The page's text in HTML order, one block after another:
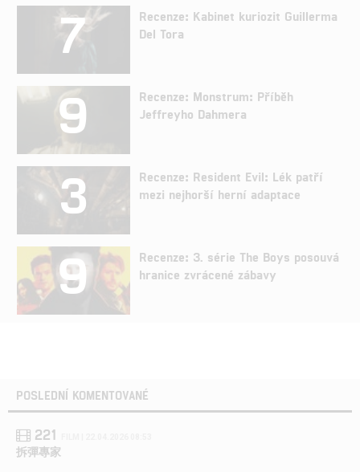
7
Recenze: Kabinet kuriozit Guillerma
Del Tora
9
Recenze: Monstrum: Příběh
Jeffreyho Dahmera
3
Recenze: Resident Evil: Lék patří
mezi nejhorší herní adaptace
9
Recenze: 3. série The Boys posouvá
hranice zvrácené zábavy
POSLEDNÍ KOMENTOVANÉ
221
拆彈專家